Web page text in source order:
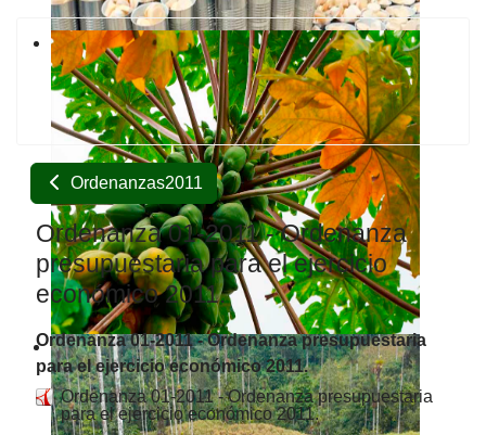
Ordenanzas2011
Ordenanza 01-2011 - Ordenanza
presupuestaria para el ejercicio
económico 2011.
Ordenanza 01-2011 - Ordenanza presupuestaria
para el ejercicio económico 2011.
Ordenanza 01-2011 - Ordenanza presupuestaria
para el ejercicio económico 2011.